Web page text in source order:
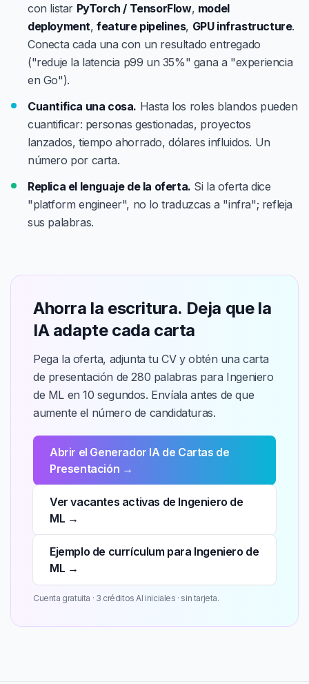
con listar PyTorch / TensorFlow, model
deployment,feature pipelines, GPU infrastructure.
Conecta cada una con un resultado entregado
("reduje la latencia p99 un 35%" gana a "experiencia
en Go").
Cuantifica una cosa. Hasta los roles blandos pueden
cuantificar: personas gestionadas, proyectos
lanzados, tiempo ahorrado, dólares influidos. Un
número por carta.
Replica el lenguaje de la oferta. Si la oferta dice
"platform engineer", no lo traduzcas a "infra"; refleja
sus palabras.
Ahorra la escritura. Deja que la
IA adapte cada carta
Pega la oferta, adjunta tu CV y obtén una carta
de presentación de 280 palabras para Ingeniero
de ML en 10 segundos. Envíala antes de que
aumente el número de candidaturas.
Abrir el Generador IA de Cartas de
Presentación →
Ver vacantes activas de Ingeniero de
ML →
Ejemplo de currículum para Ingeniero de
ML →
Cuenta gratuita · 3 créditos AI iniciales · sin tarjeta.